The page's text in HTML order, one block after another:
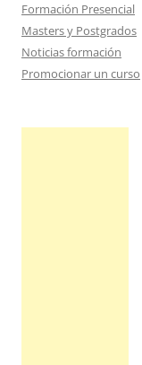
Formación Presencial
Masters y Postgrados
Noticias formación
Promocionar un curso